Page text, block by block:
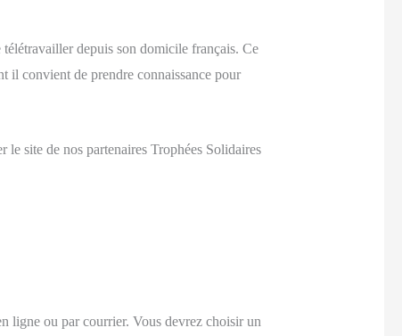
depuis son domicile français. Ce
il convient de prendre connaissance pour
site de nos partenaires Trophées Solidaires
ligne ou par courrier. Vous devrez choisir un